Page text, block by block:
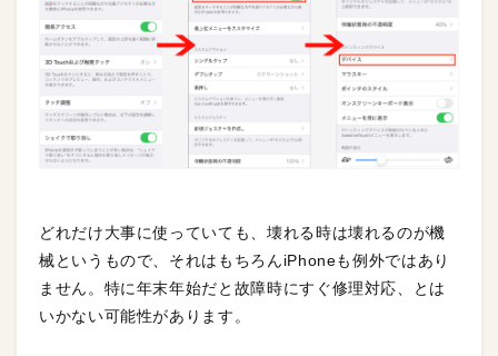
どれだけ大事に使っていても、壊れる時は壊れるのが機
械というもので、それはもちろんiPhoneも例外ではあり
ません。特に年末年始だと故障時にすぐ修理対応、とは
いかない可能性があります。